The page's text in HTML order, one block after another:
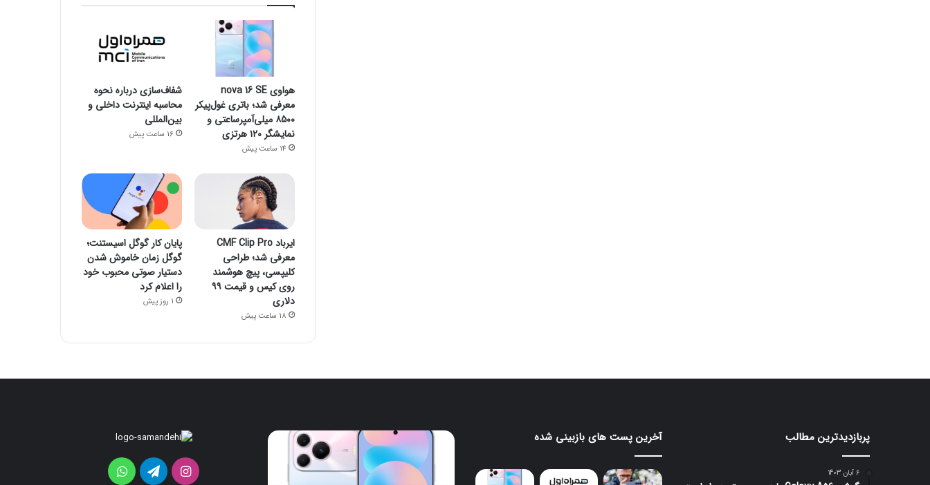
هواوی nova 16 SE
معرفی شد؛ باتری غول‌پیکر
۸۵۰۰ میلی‌آمپرساعتی و
نمایشگر ۱۲۰ هرتزی
14 ساعت پیش
شفاف‌سازی درباره نحوه
محاسبه اینترنت داخلی و
بین‌المللی
16 ساعت پیش
ایرباد CMF Clip Pro
معرفی شد؛ طراحی
کلیپسی، پیچ هوشمند
روی کیس و قیمت ۹۹
دلاری
18 ساعت پیش
پایان کار گوگل اسیستنت؛
گوگل زمان خاموش شدن
دستیار صوتی محبوب خود
را اعلام کرد
1 روز پیش
پربازدیدترین مطالب
6 آبان 1403
آخرین پست های بازبینی شده
هواوی
۱۰۰
سامسونگ
از
سنسور
۲۰۰
هواوی
اینستاگرامتلگرام واتس